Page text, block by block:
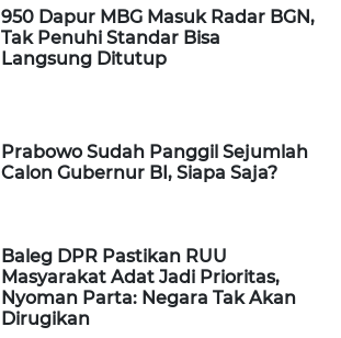
950 Dapur MBG Masuk Radar BGN,
Tak Penuhi Standar Bisa
Langsung Ditutup
Prabowo Sudah Panggil Sejumlah
Calon Gubernur BI, Siapa Saja?
Baleg DPR Pastikan RUU
Masyarakat Adat Jadi Prioritas,
Nyoman Parta: Negara Tak Akan
Dirugikan